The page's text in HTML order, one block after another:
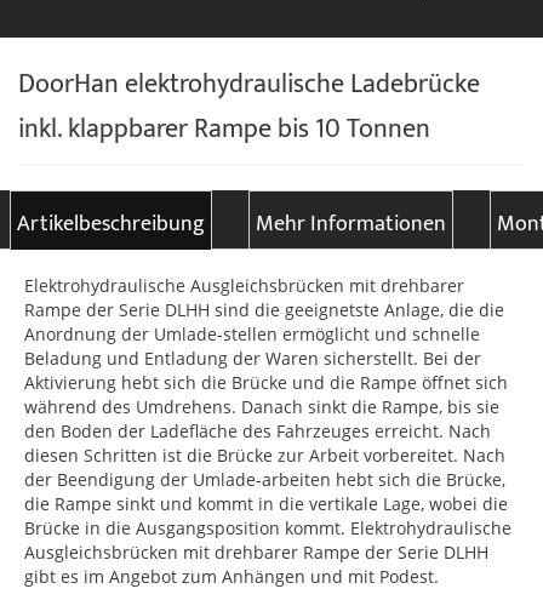
DoorHan elektrohydraulische Ladebrücke
inkl. klappbarer Rampe bis 10 Tonnen
Artikelbeschreibung Mehr Informationen
Elektrohydraulische Ausgleichsbrücken mit drehbarer
Rampe der Serie DLHH sind die geeignetste Anlage, die die
Anordnung der Umlade-stellen ermöglicht und schnelle
Beladung und Entladung der Waren sicherstellt. Bei der
Aktivierung hebt sich die Brücke und die Rampe öffnet sich
während des Umdrehens. Danach sinkt die Rampe, bis sie
den Boden der Ladefläche des Fahrzeuges erreicht. Nach
diesen Schritten ist die Brücke zur Arbeit vorbereitet. Nach
der Beendigung der Umlade-arbeiten hebt sich die Brücke,
die Rampe sinkt und kommt in die vertikale Lage, wobei die
Brücke in die Ausgangsposition kommt. Elektrohydraulische
Ausgleichsbrücken mit drehbarer Rampe der Serie DLHH
gibt es im Angebot zum Anhängen und mit Podest.